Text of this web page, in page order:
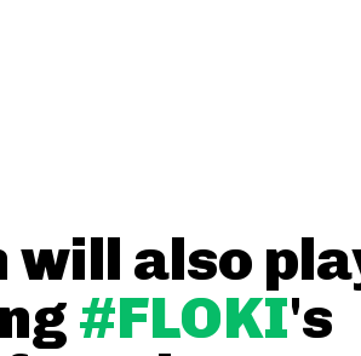
also
#FLOKI's